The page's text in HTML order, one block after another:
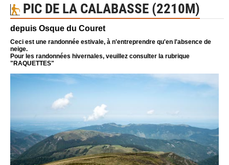
PIC DE LA CALABASSE (2210M)
depuis Osque du Couret
Ceci est une randonnée estivale, à n'entreprendre qu'en l'absence de
neige.
Pour les randonnées hivernales, veuillez consulter la rubrique
"RAQUETTES"